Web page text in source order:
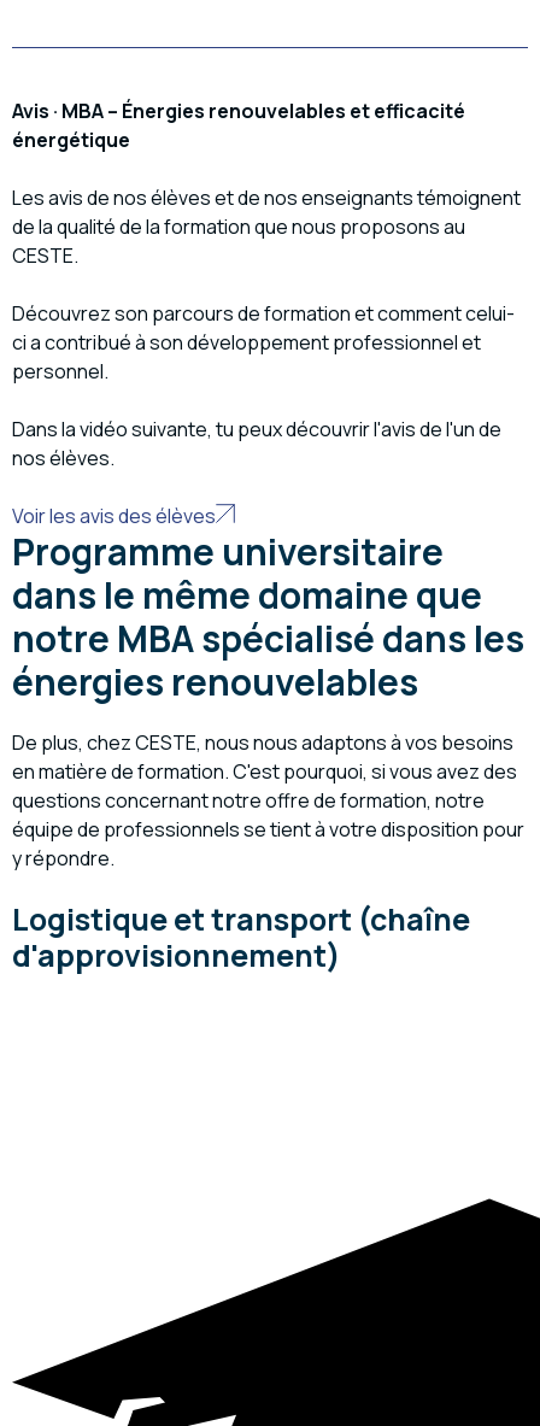
Avis · MBA – Énergies renouvelables et efficacité
énergétique
Les avis de nos élèves et de nos enseignants témoignent
de la qualité de la formation que nous proposons au
CESTE.
Découvrez son parcours de formation et comment celui-
ci a contribué à son développement professionnel et
personnel.
Dans la vidéo suivante, tu peux découvrir l'avis de l'un de
nos élèves.
Voir les avis des élèves
Programme universitaire
dans le même domaine que
notre MBA spécialisé dans les
énergies renouvelables
De plus, chez CESTE, nous nous adaptons à vos besoins
en matière de formation. C'est pourquoi, si vous avez des
questions concernant notre offre de formation, notre
équipe de professionnels se tient à votre disposition pour
y répondre.
Logistique et transport (chaîne
d'approvisionnement)